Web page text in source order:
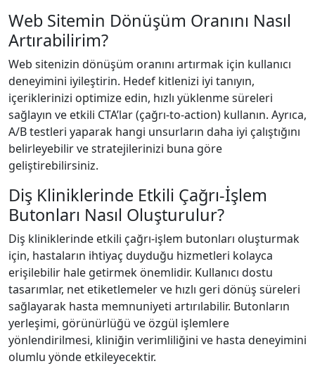
Web Sitemin Dönüşüm Oranını Nasıl
Artırabilirim?
Web sitenizin dönüşüm oranını artırmak için kullanıcı
deneyimini iyileştirin. Hedef kitlenizi iyi tanıyın,
içeriklerinizi optimize edin, hızlı yüklenme süreleri
sağlayın ve etkili CTA’lar (çağrı-to-action) kullanın. Ayrıca,
A/B testleri yaparak hangi unsurların daha iyi çalıştığını
belirleyebilir ve stratejilerinizi buna göre
geliştirebilirsiniz.
Diş Kliniklerinde Etkili Çağrı-İşlem
Butonları Nasıl Oluşturulur?
Diş kliniklerinde etkili çağrı-işlem butonları oluşturmak
için, hastaların ihtiyaç duyduğu hizmetleri kolayca
erişilebilir hale getirmek önemlidir. Kullanıcı dostu
tasarımlar, net etiketlemeler ve hızlı geri dönüş süreleri
sağlayarak hasta memnuniyeti artırılabilir. Butonların
yerleşimi, görünürlüğü ve özgül işlemlere
yönlendirilmesi, kliniğin verimliliğini ve hasta deneyimini
olumlu yönde etkileyecektir.